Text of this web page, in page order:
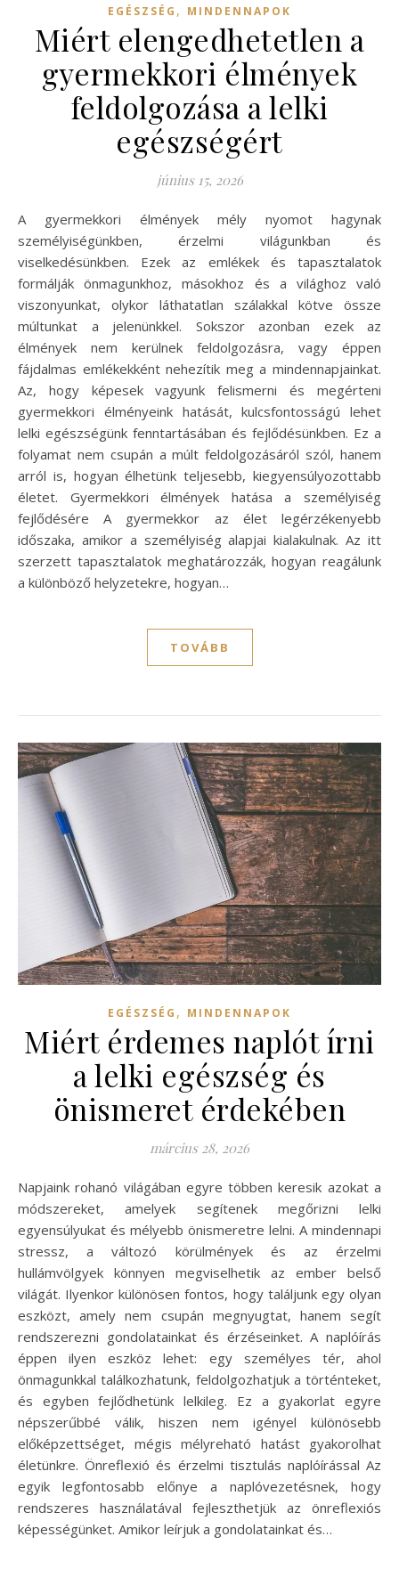
EGÉSZSÉG , MINDENNAPOK
Miért elengedhetetlen a
gyermekkori élmények
feldolgozása a lelki
egészségért
június 15, 2026
A gyermekkori élmények mély nyomot hagynak
személyiségünkben, érzelmi világunkban és
viselkedésünkben. Ezek az emlékek és tapasztalatok
formálják önmagunkhoz, másokhoz és a világhoz való
viszonyunkat, olykor láthatatlan szálakkal kötve össze
múltunkat a jelenünkkel. Sokszor azonban ezek az
élmények nem kerülnek feldolgozásra, vagy éppen
fájdalmas emlékekként nehezítik meg a mindennapjainkat.
Az, hogy képesek vagyunk felismerni és megérteni
gyermekkori élményeink hatását, kulcsfontosságú lehet
lelki egészségünk fenntartásában és fejlődésünkben. Ez a
folyamat nem csupán a múlt feldolgozásáról szól, hanem
arról is, hogyan élhetünk teljesebb, kiegyensúlyozottabb
életet. Gyermekkori élmények hatása a személyiség
fejlődésére A gyermekkor az élet legérzékenyebb
időszaka, amikor a személyiség alapjai kialakulnak. Az itt
szerzett tapasztalatok meghatározzák, hogyan reagálunk
a különböző helyzetekre, hogyan…
TOVÁBB
EGÉSZSÉG , MINDENNAPOK
Miért érdemes naplót írni
a lelki egészség és
önismeret érdekében
március 28, 2026
Napjaink rohanó világában egyre többen keresik azokat a
módszereket, amelyek segítenek megőrizni lelki
egyensúlyukat és mélyebb önismeretre lelni. A mindennapi
stressz, a változó körülmények és az érzelmi
hullámvölgyek könnyen megviselhetik az ember belső
világát. Ilyenkor különösen fontos, hogy találjunk egy olyan
eszközt, amely nem csupán megnyugtat, hanem segít
rendszerezni gondolatainkat és érzéseinket. A naplóírás
éppen ilyen eszköz lehet: egy személyes tér, ahol
önmagunkkal találkozhatunk, feldolgozhatjuk a történteket,
és egyben fejlődhetünk lelkileg. Ez a gyakorlat egyre
népszerűbbé válik, hiszen nem igényel különösebb
előképzettséget, mégis mélyreható hatást gyakorolhat
életünkre. Önreflexió és érzelmi tisztulás naplóírással Az
egyik legfontosabb előnye a naplóvezetésnek, hogy
rendszeres használatával fejleszthetjük az önreflexiós
képességünket. Amikor leírjuk a gondolatainkat és…